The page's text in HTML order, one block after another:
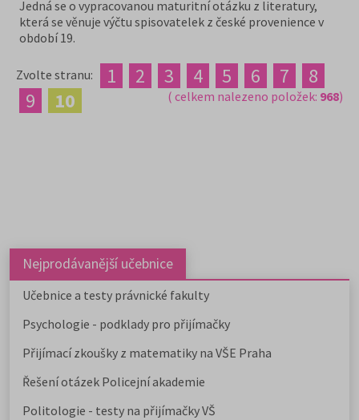
Jedná se o vypracovanou maturitní otázku z literatury,
která se věnuje výčtu spisovatelek z české provenience v
období 19.
Zvolte stranu: 1 2 3 4 5 6 7
8
9
10 ( celkem nalezeno položek: 968)
Nejprodávanější učebnice
Učebnice a testy právnické fakulty
Psychologie - podklady pro přijímačky
Přijímací zkoušky z matematiky na VŠE Praha
Řešení otázek Policejní akademie
Politologie - testy na přijímačky VŠ